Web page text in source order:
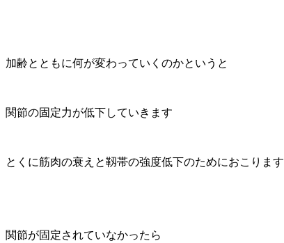
加齢とともに何が変わっていくのかというと
関節の固定力が低下していきます
とくに筋肉の衰えと靱帯の強度低下のためにおこります
関節が固定されていなかったら